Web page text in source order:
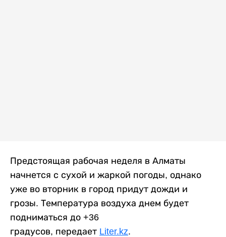
Предстоящая рабочая неделя в Алматы
начнется с сухой и жаркой погоды, однако
уже во вторник в город придут дожди и
грозы. Температура воздуха днем будет
подниматься до +36
градусов, передает Liter.kz.